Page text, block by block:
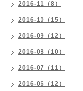
2016-11（8）
2016-10（15）
2016-09（12）
2016-08（10）
2016-07（11）
2016-06（12）